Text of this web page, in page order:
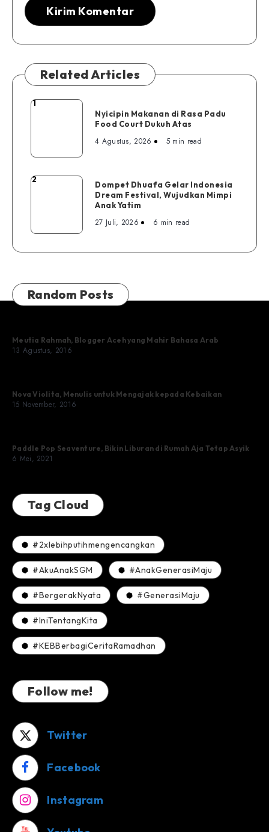
Related Articles
Nyicipin
Padu
Food
1
Nyicipin Makanan di Rasa Padu
Food Court Dukuh Atas
4 Agustus, 2026 5 min read
Dompet
Dream
Festival,
Anak
Yatim
2
Dompet Dhuafa Gelar Indonesia
Dream Festival, Wujudkan Mimpi
Anak Yatim
27 Juli, 2026 6 min read
Random Posts
Meutia Rahmah, Blogger Aceh yang Mahir Bahasa Arab
13 Agustus, 2016
Nova Violita, Menulis untuk Mengajak kepada Kebaikan
15 November, 2016
Paddle Pop Seaventure, Bikin Liburan di Rumah Aja Tetap Asyik
6 Mei, 2021
Tag Cloud
#2xlebihputihmengencangkan
#AkuAnakSGM #AnakGenerasiMaju
#BergerakNyata #GenerasiMaju
#IniTentangKita
#KEBBerbagiCeritaRamadhan
Follow me!
Twitter
Facebook
Instagram